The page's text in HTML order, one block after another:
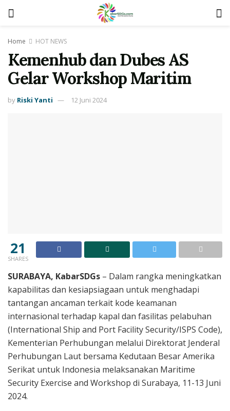
Home HOT NEWS
Kemenhub dan Dubes AS
Gelar Workshop Maritim
by Riski Yanti 12 Juni 2024
21
SHARES
SURABAYA, KabarSDGs – Dalam rangka meningkatkan
kapabilitas dan kesiapsiagaan untuk menghadapi
tantangan ancaman terkait kode keamanan
internasional terhadap kapal dan fasilitas pelabuhan
(International Ship and Port Facility Security/ISPS Code),
Kementerian Perhubungan melalui Direktorat Jenderal
Perhubungan Laut bersama Kedutaan Besar Amerika
Serikat untuk Indonesia melaksanakan Maritime
Security Exercise and Workshop di Surabaya, 11-13 Juni
2024.